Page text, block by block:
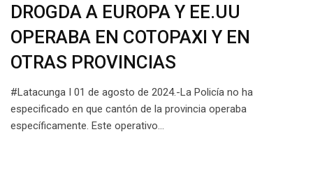
DROGDA A EUROPA Y EE.UU
OPERABA EN COTOPAXI Y EN
OTRAS PROVINCIAS
#Latacunga I 01 de agosto de 2024.-La Policía no ha
especificado en que cantón de la provincia operaba
específicamente. Este operativo…